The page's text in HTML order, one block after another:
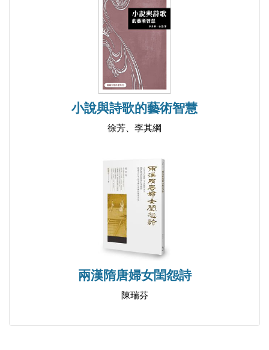
小說與詩歌的藝術智慧
徐芳、李其綱
兩漢隋唐婦女閨怨詩
陳瑞芬